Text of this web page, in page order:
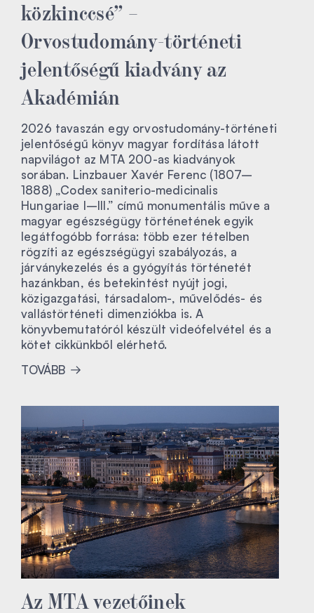
közkinccsé” –
Orvostudomány-történeti
jelentőségű kiadvány az
Akadémián
2026 tavaszán egy orvostudomány-történeti
jelentőségű könyv magyar fordítása látott
napvilágot az MTA 200-as kiadványok
sorában. Linzbauer Xavér Ferenc (1807–
1888) „Codex saniterio-medicinalis
Hungariae I–III.” című monumentális műve a
magyar egészségügy történetének egyik
legátfogóbb forrása: több ezer tételben
rögzíti az egészségügyi szabályozás, a
járványkezelés és a gyógyítás történetét
hazánkban, és betekintést nyújt jogi,
közigazgatási, társadalom-, művelődés- és
vallástörténeti dimenziókba is. A
könyvbemutatóról készült videófelvétel és a
kötet cikkünkből elérhető.
TOVÁBB
Az MTA vezetőinek